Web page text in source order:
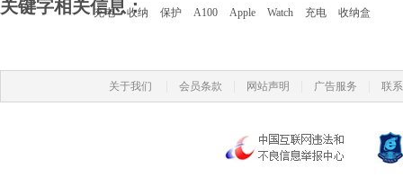
关键字相关信息：
充电 收纳 保护 A100 Apple Watch 充电 收纳盒
关于我们 会员条款 网站声明 广告服务 联